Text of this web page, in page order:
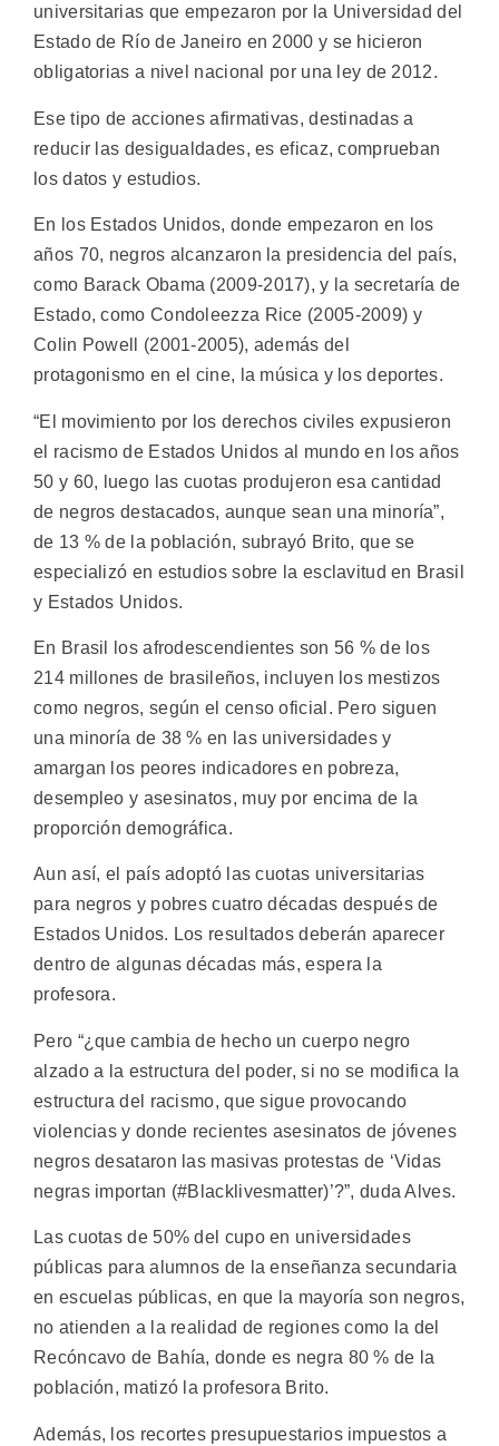
universitarias que empezaron por la Universidad del
Estado de Río de Janeiro en 2000 y se hicieron
obligatorias a nivel nacional por una ley de 2012.
Ese tipo de acciones afirmativas, destinadas a
reducir las desigualdades, es eficaz, comprueban
los datos y estudios.
En los Estados Unidos, donde empezaron en los
años 70, negros alcanzaron la presidencia del país,
como Barack Obama (2009-2017), y la secretaría de
Estado, como Condoleezza Rice (2005-2009) y
Colin Powell (2001-2005), además del
protagonismo en el cine, la música y los deportes.
“El movimiento por los derechos civiles expusieron
el racismo de Estados Unidos al mundo en los años
50 y 60, luego las cuotas produjeron esa cantidad
de negros destacados, aunque sean una minoría”,
de 13 % de la población, subrayó Brito, que se
especializó en estudios sobre la esclavitud en Brasil
y Estados Unidos.
En Brasil los afrodescendientes son 56 % de los
214 millones de brasileños, incluyen los mestizos
como negros, según el censo oficial. Pero siguen
una minoría de 38 % en las universidades y
amargan los peores indicadores en pobreza,
desempleo y asesinatos, muy por encima de la
proporción demográfica.
Aun así, el país adoptó las cuotas universitarias
para negros y pobres cuatro décadas después de
Estados Unidos. Los resultados deberán aparecer
dentro de algunas décadas más, espera la
profesora.
Pero “¿que cambia de hecho un cuerpo negro
alzado a la estructura del poder, si no se modifica la
estructura del racismo, que sigue provocando
violencias y donde recientes asesinatos de jóvenes
negros desataron las masivas protestas de ‘Vidas
negras importan (#Blacklivesmatter)’?”, duda Alves.
Las cuotas de 50% del cupo en universidades
públicas para alumnos de la enseñanza secundaria
en escuelas públicas, en que la mayoría son negros,
no atienden a la realidad de regiones como la del
Recóncavo de Bahía, donde es negra 80 % de la
población, matizó la profesora Brito.
Además, los recortes presupuestarios impuestos a